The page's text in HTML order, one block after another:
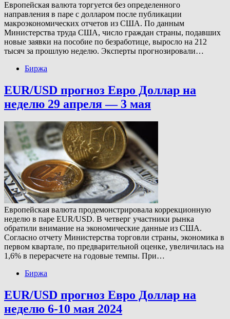
Европейская валюта торгуется без определенного
направления в паре с долларом после публикации
макроэкономических отчетов из США. По данным
Министерства труда США, число граждан страны, подавших
новые заявки на пособие по безработице, выросло на 212
тысяч за прошлую неделю. Эксперты прогнозировали…
Биржа
EUR/USD прогноз Евро Доллар на
неделю 29 апреля — 3 мая
Европейская валюта продемонстрировала коррекционную
неделю в паре EUR/USD. В четверг участники рынка
обратили внимание на экономические данные из США.
Согласно отчету Министерства торговли страны, экономика в
первом квартале, по предварительной оценке, увеличилась на
1,6% в перерасчете на годовые темпы. При…
Биржа
EUR/USD прогноз Евро Доллар на
неделю 6-10 мая 2024